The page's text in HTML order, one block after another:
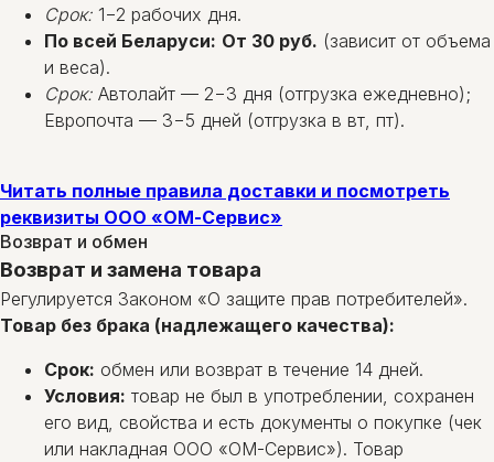
Срок: 1−2 рабочих дня.
По всей Беларуси: От 30 руб. (зависит от объема
и веса).
Срок: Автолайт — 2−3 дня (отгрузка ежедневно);
Европочта — 3−5 дней (отгрузка в вт, пт).
Читать полные правила доставки и посмотреть
реквизиты ООО «ОМ-Сервис»
Возврат и обмен
Возврат и замена товара
Регулируется Законом «О защите прав потребителей».
Товар без брака (надлежащего качества):
Срок: обмен или возврат в течение 14 дней.
Условия: товар не был в употреблении, сохранен
его вид, свойства и есть документы о покупке (чек
или накладная ООО «ОМ-Сервис»). Товар